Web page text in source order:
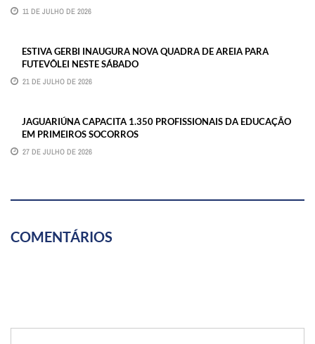
11 DE JULHO DE 2026
ESTIVA GERBI INAUGURA NOVA QUADRA DE AREIA PARA
FUTEVÔLEI NESTE SÁBADO
21 DE JULHO DE 2026
JAGUARIÚNA CAPACITA 1.350 PROFISSIONAIS DA EDUCAÇÃO
EM PRIMEIROS SOCORROS
27 DE JULHO DE 2026
COMENTÁRIOS